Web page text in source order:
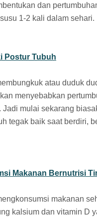
dan
1-2 kali dalam sehari.
Postur Tubuh
atau duduk
menyebabkan
Jadi mulai sekarang
tegak baik saat berdiri,
Makanan Bernutrisi
makanan
kalsium dan vitamin D